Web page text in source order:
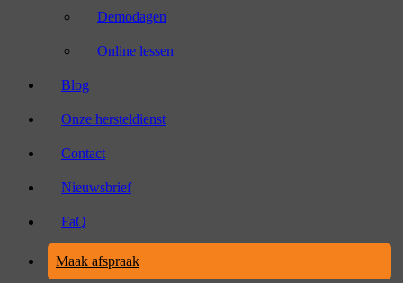
Demodagen
Online lessen
Blog
Onze hersteldienst
Contact
Nieuwsbrief
FaQ
Maak afspraak